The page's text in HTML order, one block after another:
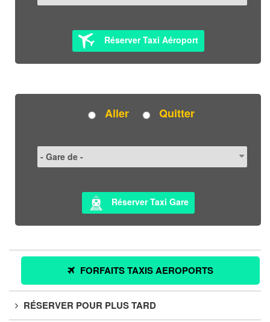
Réserver Taxi Aéroport
Aller Quitter
Réserver Taxi Gare
FORFAITS TAXIS AEROPORTS
RÉSERVER POUR PLUS TARD